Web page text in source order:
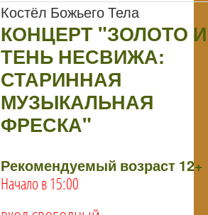
Костёл Божьего Тела
КОНЦЕРТ "ЗОЛОТО И
ТЕНЬ НЕСВИЖА:
СТАРИННАЯ
МУЗЫКАЛЬНАЯ
ФРЕСКА"
Рекомендуемый возраст 12+
Начало в 15:00